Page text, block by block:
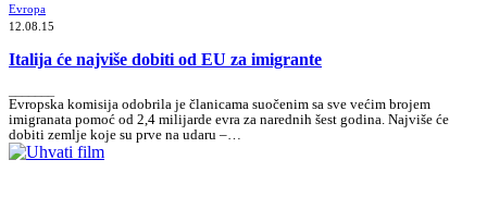
Evropa
12.08.15
Italija će najviše dobiti od EU za imigrante
Evropska komisija odobrila je članicama suočenim sa sve većim brojem
imigranata pomoć od 2,4 milijarde evra za narednih šest godina. Najviše će
dobiti zemlje koje su prve na udaru –…